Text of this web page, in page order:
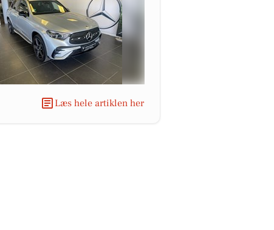
Læs hele artiklen her